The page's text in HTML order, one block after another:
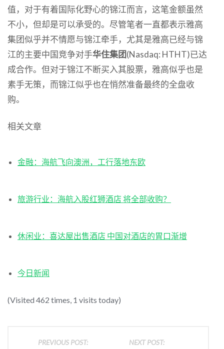
值，对于有着国际化野心的锦江而言，这笔金额虽然
不小，但却是可以承受的。尽管笔者一直都表示雅高
集团似乎并不情愿与锦江牵手，尤其是雅高已经与锦
江的主要中国竞争对手华住集团(Nasdaq: HTHT)已达
成合作。但对于锦江不断买入其股票，雅高似乎也是
素手无策，而锦江似乎也在悄然准备最终的全盘收
购。
相关文章
金融：海航飞向澳洲，工行落地东欧
旅游行业：海航入股红狮酒店 将全部收购？
休闲业：喜达屋出售酒店 中国对酒店的胃口渐增
今日新闻
(Visited 462 times, 1 visits today)
PREVIOUS POST: NEXT POST: